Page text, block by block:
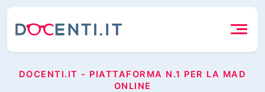
DOCENTI.IT - PIATTAFORMA N.1 PER LA MAD
ONLINE